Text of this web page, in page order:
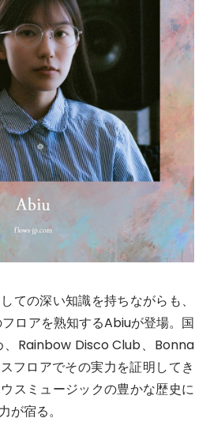
ての深い知識を持ちながらも、
ロアを熟知するAbiuが登場。国
、Rainbow Disco Club、Bonna
フロアでその実力を証明してき
スミュージックの豊かな歴史に
が宿る。